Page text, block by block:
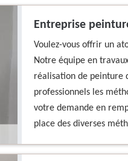
Entreprise
Voulez-vous offrir un
Notre équipe en
réalisation de peinture
professionnels les
votre demande en
place des diverses